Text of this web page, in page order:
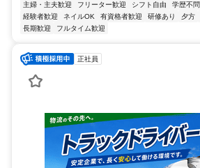
主婦・主夫歓迎
フリーター歓迎 シフト自由 学歴不問
経験者歓迎
ネイルOK 有資格者歓迎 研修あり 夕方
長期歓迎
フルタイム歓迎
正社員